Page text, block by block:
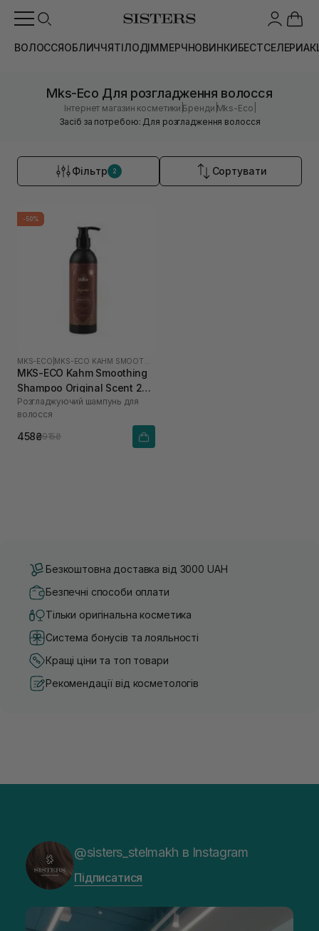
ВОЛОССЯОБЛИЧЧЯТІЛОДІММЕРЧНОВИНКИБЕСТСЕЛЕРИ
Mks-Eco Для розгладження волосся
Інтернет магазин косметики |Бренди |Mks-Eco
Засіб за потребою: Для розгладження волосся
Фільтр 2 Сортувати
-50%
MKS-ECO
MKS-ECO Kahm Smoothing
Shampoo Original Scent 296
мл
Розгладжуючий шампунь для
волосся
458₴915₴
Безкоштовна доставка від 3000 UAH
Безпечні способи оплати
Тільки оригінальна косметика
Система бонусів та лояльності
Кращі ціни та топ товари
Рекомендації від косметологів
@sisters_stelmakh в Instagram
Підписатися